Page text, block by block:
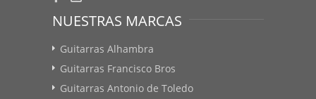
NUESTRAS MARCAS
Guitarras Alhambra
Guitarras Francisco Bros
Guitarras Antonio de Toledo